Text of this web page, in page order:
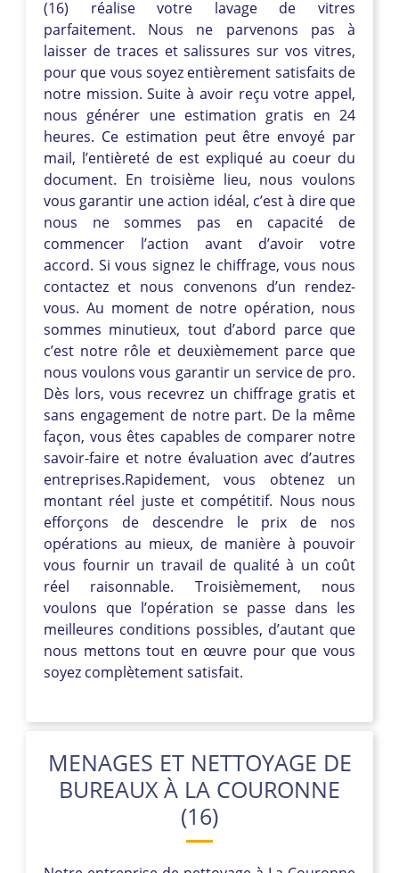
(16) réalise votre lavage de vitres
parfaitement. Nous ne parvenons pas à
laisser de traces et salissures sur vos vitres,
pour que vous soyez entièrement satisfaits de
notre mission. Suite à avoir reçu votre appel,
nous générer une estimation gratis en 24
heures. Ce estimation peut être envoyé par
mail, l’entièreté de est expliqué au coeur du
document. En troisième lieu, nous voulons
vous garantir une action idéal, c’est à dire que
nous ne sommes pas en capacité de
commencer l’action avant d’avoir votre
accord. Si vous signez le chiffrage, vous nous
contactez et nous convenons d’un rendez-
vous. Au moment de notre opération, nous
sommes minutieux, tout d’abord parce que
c’est notre rôle et deuxièmement parce que
nous voulons vous garantir un service de pro.
Dès lors, vous recevrez un chiffrage gratis et
sans engagement de notre part. De la même
façon, vous êtes capables de comparer notre
savoir-faire et notre évaluation avec d’autres
entreprises.Rapidement, vous obtenez un
montant réel juste et compétitif. Nous nous
efforçons de descendre le prix de nos
opérations au mieux, de manière à pouvoir
vous fournir un travail de qualité à un coût
réel raisonnable. Troisièmement, nous
voulons que l’opération se passe dans les
meilleures conditions possibles, d’autant que
nous mettons tout en œuvre pour que vous
soyez complètement satisfait.
MENAGES ET NETTOYAGE DE
BUREAUX À LA COURONNE
(16)